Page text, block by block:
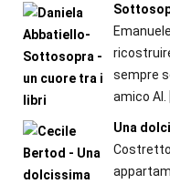
sempre
amico Al.
Una